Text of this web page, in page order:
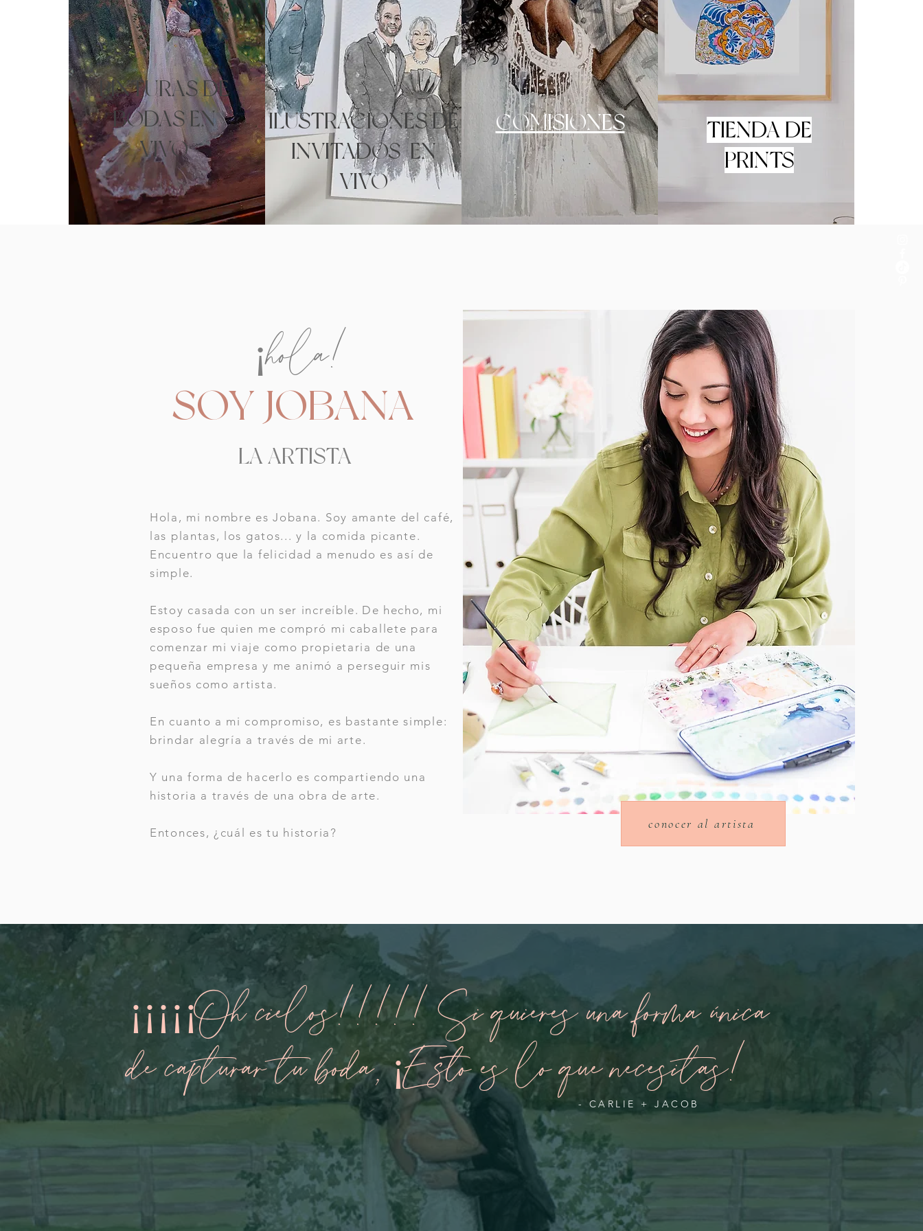
PINTURAS DE
BODAS EN
VIVO
ILUSTRACIONES DE
INVITADOS EN
VIVO
COMISIONES
TIENDA DE
PRINTS
¡hola!
SOY JOBANA
LA ARTISTA
Hola, mi nombre es Jobana. Soy amante del café,
las plantas, los gatos... y la comida picante.
Encuentro que la felicidad a menudo es así de
simple.
Estoy casada con un ser increíble. De hecho, mi
esposo fue quien me compró mi caballete para
comenzar mi viaje como propietaria de una
pequeña empresa y me animó a perseguir mis
sueños como artista.
En cuanto a mi compromiso, es bastante simple:
brindar alegría a través de mi arte.
Y una forma de hacerlo es compartiendo una
historia a través de una obra de arte.
Entonces, ¿cuál es tu historia?
conocer al artista
¡¡¡¡¡Oh cielos!!!!! Si quieres una forma única
de capturar tu boda, ¡Esto es lo que necesitas!
- CARLIE + JACOB